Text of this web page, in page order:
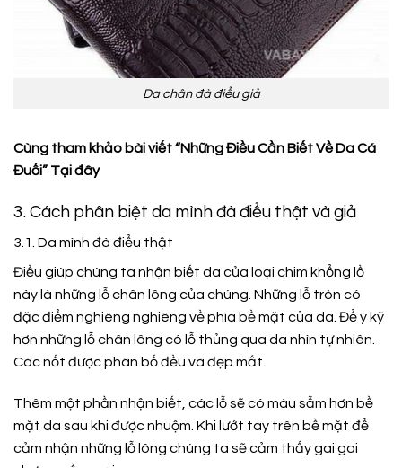
Da chân đà điểu giả
Cùng tham khảo bài viết “Những Điều Cần Biết Về Da Cá
Đuối” Tại đây
3. Cách phân biệt da mình đà điểu thật và giả
3.1. Da mình đà điểu thật
Điều giúp chúng ta nhận biết da của loại chim khổng lồ
này là những lỗ chân lông của chúng. Những lỗ tròn có
đặc điểm nghiêng nghiêng về phía bề mặt của da. Để ý kỹ
hơn những lỗ chân lông có lỗ thủng qua da nhìn tự nhiên.
Các nốt được phân bố đều và đẹp mắt.
Thêm một phần nhận biết, các lỗ sẽ có màu sẫm hơn bề
mặt da sau khi được nhuộm. Khi lướt tay trên bề mặt để
cảm nhận những lỗ lông chúng ta sẽ cảm thấy gai gai